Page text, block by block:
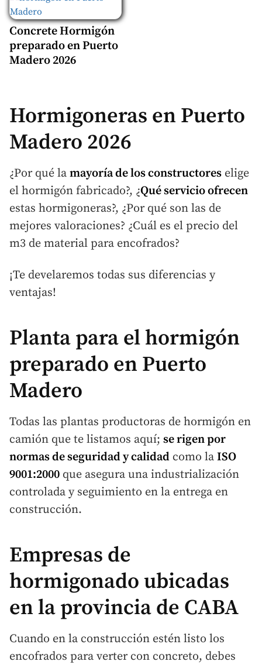
Concrete Hormigón
preparado en Puerto
Madero 2026
Hormigoneras en Puerto
Madero 2026
¿Por qué la mayoría de los constructores elige
el hormigón fabricado?, ¿Qué servicio ofrecen
estas hormigoneras?, ¿Por qué son las de
mejores valoraciones? ¿Cuál es el precio del
m3 de material para encofrados?
¡Te develaremos todas sus diferencias y
ventajas!
Planta para el hormigón
preparado en Puerto
Madero
Todas las plantas productoras de hormigón en
camión que te listamos aquí; se rigen por
normas de seguridad y calidad como la ISO
9001:2000 que asegura una industrialización
controlada y seguimiento en la entrega en
construcción.
Empresas de
hormigonado ubicadas
en la provincia de CABA
Cuando en la construcción estén listo los
encofrados para verter con concreto, debes